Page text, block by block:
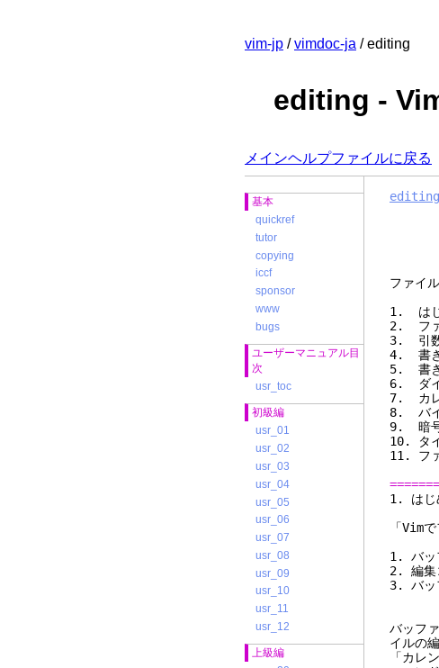
vim-jp /vimdoc-ja / editing
editing -
メインヘルプファイルに戻る
基本
quickref
tutor
copying
iccf
sponsor
www
bugs
ユーザーマニュアル目
次
usr_toc
初級編
usr_01
usr_02
usr_03
usr_04
usr_05
usr_06
usr_07
usr_08
usr_09
usr_10
usr_11
usr_12
上級編
VIM
1.
2.
3.
4.
5.
6.
7. カ
8. バ
9.
10.
11.
「Vim
1. バッ
2. 編集
3. バッ
バッフ
イルの
「カレ